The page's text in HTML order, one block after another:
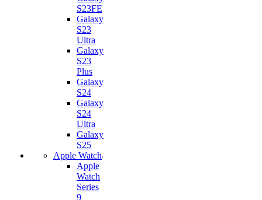
S23FE
Galaxy
S23
Ultra
Galaxy
S23
Plus
Galaxy
S24
Galaxy
S24
Ultra
Galaxy
S25
Apple Watch
Apple
Watch
Series
9